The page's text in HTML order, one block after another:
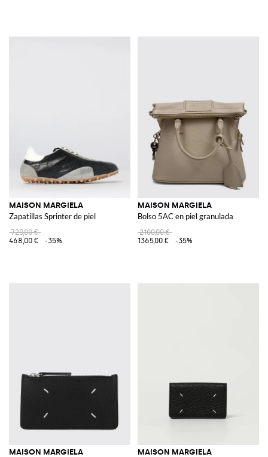
MAISON MARGIELA
Zapatillas Sprinter de piel
720,00 €
468,00 €
-35%
MAISON MARGIELA
Bolso 5AC en piel granulada
2100,00 €
1365,00 €
-35%
MAISON MARGIELA MAISON MARGIELA